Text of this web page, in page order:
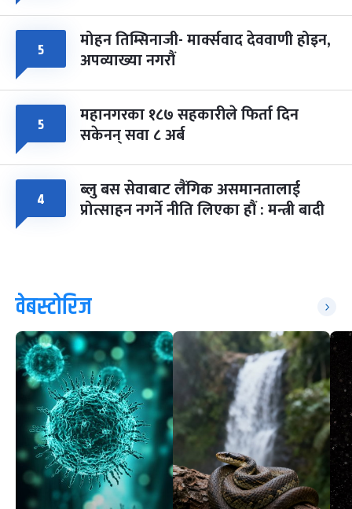
५ मोहन तिम्सिनाजी- मार्क्सवाद देववाणी होइन,
अपव्याख्या नगरौं
५ महानगरका १८७ सहकारीले फिर्ता दिन
सकेनन् सवा ८ अर्ब
४ ब्लु बस सेवाबाट लैंगिक असमानतालाई
प्रोत्साहन नगर्ने नीति लिएका हौं : मन्त्री बादी
वेबस्टोरिज